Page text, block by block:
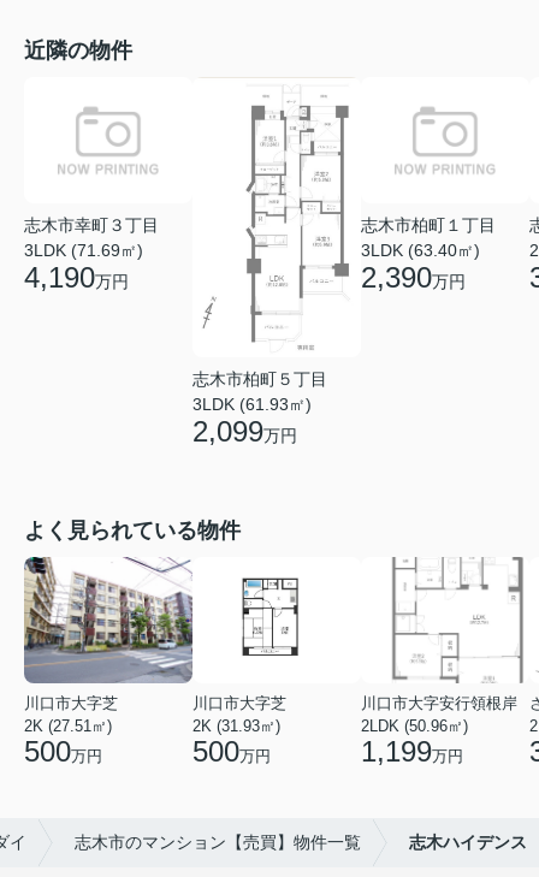
近隣の物件
志木市幸町３丁目
3LDK (71.69㎡)
4,190万円
志木市柏町５丁目
3LDK (61.93㎡)
2,099万円
志木市柏町１丁目
3LDK (63.40㎡)
2,390万円
よく見られている物件
川口市大字芝
2K (27.51㎡)
500万円
川口市大字芝
2K (31.93㎡)
500万円
川口市大字安行領根岸
2LDK (50.96㎡)
1,199万円
イ 志木市のマンション【売買】物件一覧 志木ハイデンス